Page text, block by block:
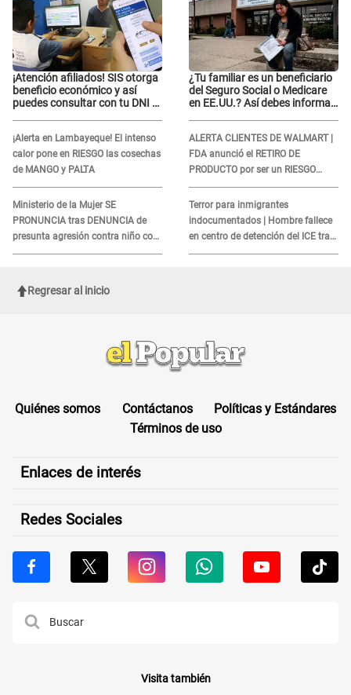
¡Atención afiliados! SIS otorga
beneficio económico y así
puedes consultar con tu DNI si
¡Alerta en Lambayeque! El intenso
calor pone en RIESGO las cosechas
de MANGO y PALTA
Ministerio de la Mujer SE
PRONUNCIA tras DENUNCIA de
presunta agresión contra niño con
autismo en Surco
¿Tu familiar es un beneficiario
del Seguro Social o Medicare
en EE.UU.? Así debes informar
ALERTA CLIENTES DE WALMART |
FDA anunció el RETIRO DE
PRODUCTO por ser un RIESGO
MORTAL para consumidores: ¿Cuál
es?
Terror para inmigrantes
indocumentados | Hombre fallece
en centro de detención del ICE tras
sufrir una "emergencia médica"
Regresar al inicio
Quiénes somos Contáctanos
Políticas y Estándares
Términos de uso
Enlaces de interés
Redes Sociales
Visita también